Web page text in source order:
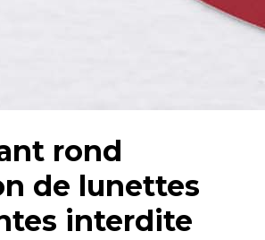
rond
de lunettes
interdite